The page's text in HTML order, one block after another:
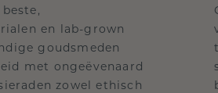
en lab-grown
goudsmeden
met ongeëvenaard
zowel ethisch